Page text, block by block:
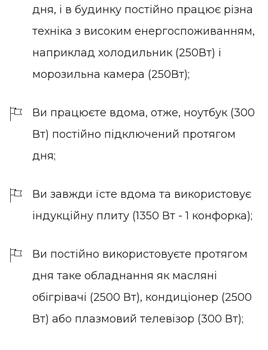
дня, і в будинку постійно працює різна
техніка з високим енергоспоживанням,
наприклад холодильник (250Вт) і
морозильна камера (250Вт);
Ви працюєте вдома, отже, ноутбук (300
Вт) постійно підключений протягом
дня;
Ви завжди їсте вдома та використовує
індукційну плиту (1350 Вт - 1 конфорка);
Ви постійно використовуєте протягом
дня таке обладнання як масляні
обігрівачі (2500 Вт), кондиціонер (2500
Вт) або плазмовий телевізор (300 Вт);